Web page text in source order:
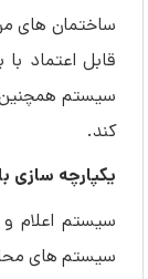
ساختمان های
قابل اعتماد
سیستم همچنین
کند.
یکپارچه
سیستم اعلام و
سیستم های